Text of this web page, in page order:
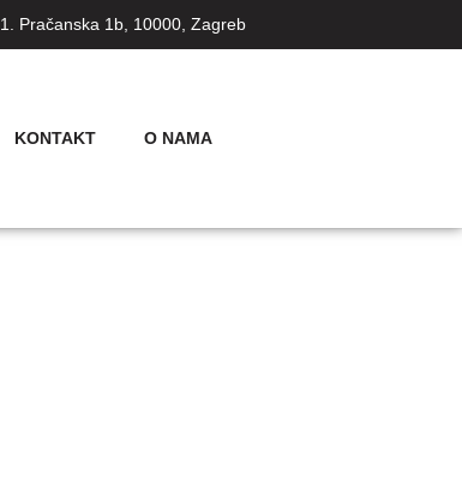
1. Pračanska 1b, 10000, Zagreb
KONTAKT O NAMA